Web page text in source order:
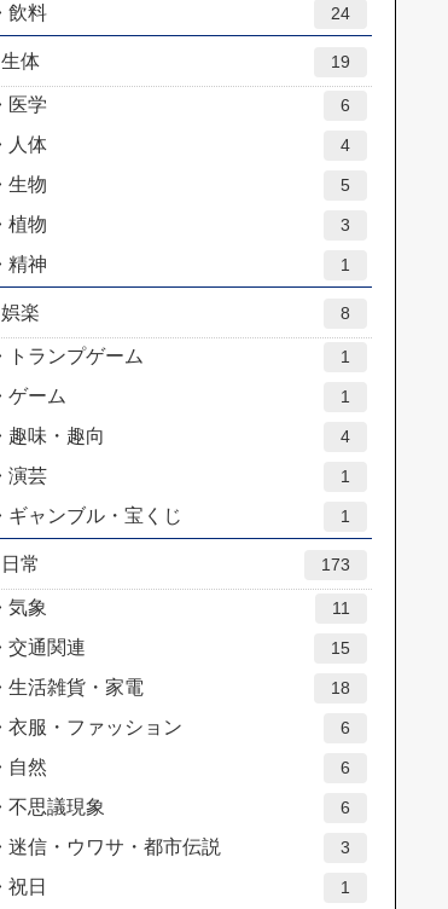
飲料 24
生体 19
医学 6
人体 4
生物 5
植物 3
精神 1
娯楽 8
トランプゲーム 1
ゲーム 1
趣味・趣向 4
演芸 1
ギャンブル・宝くじ 1
日常 173
気象 11
交通関連 15
生活雑貨・家電 18
衣服・ファッション 6
自然 6
不思議現象 6
迷信・ウワサ・都市伝説 3
祝日 1